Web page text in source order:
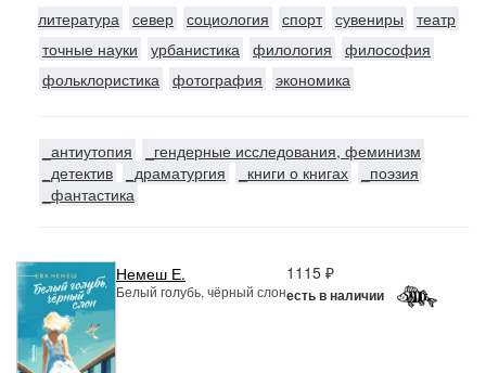
литература север социология спорт сувениры
театр
точные науки
урбанистика филология
философия
фольклористика фотография экономика
_антиутопия
_гендерные исследования, феминизм
_детектив
_драматургия _книги о книгах
_поэзия
_фантастика
Немеш Е.
Белый голубь, чёрный слон
1115 ₽
есть в наличии